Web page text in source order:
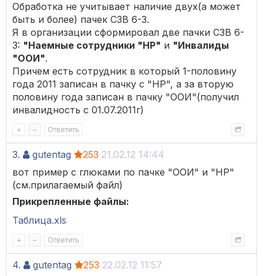
Обработка не учитывает наличие двух(а может
быть и более) пачек СЗВ 6-3.
Я в организации сформировал две пачки СЗВ 6-
3: "Наемные сотрудники "НР" и "Инвалиды
"ООИ".
Причем есть сотрудник в который 1-половину
года 2011 записан в пачку с "НР", а за вторую
половину года записан в пачку "ООИ"(получил
инвалидность с 01.07.2011г)
+ – Ответить
3. gutentag 253 21.02.12 14:44
вот пример с глюками по пачке "ООИ" и "НР"
(см.прилагаемый файл)
Прикрепленные файлы:
Таблица.xls
+ – Ответить
4. gutentag 253 22.02.12 11:57